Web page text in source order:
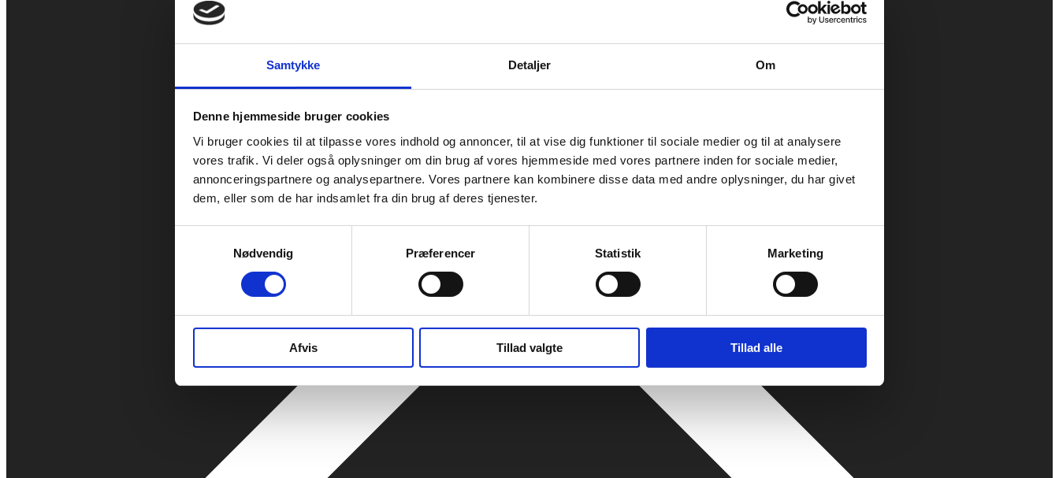
Samtykke Detaljer Om
Denne hjemmeside bruger cookies
Vi bruger cookies til at tilpasse vores indhold og annoncer, til at vise dig funktioner til sociale medier og til at analysere
vores trafik. Vi deler også oplysninger om din brug af vores hjemmeside med vores partnere inden for sociale medier,
annonceringspartnere og analysepartnere. Vores partnere kan kombinere disse data med andre oplysninger, du har givet
dem, eller som de har indsamlet fra din brug af deres tjenester.
Nødvendig
Præferencer Statistik Marketing
Afvis Tillad valgte Tillad alle